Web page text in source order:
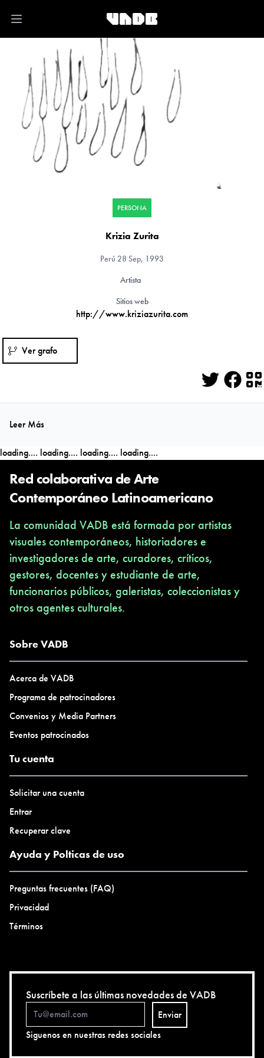
Open main menu
PERSONA
Krizia Zurita
Perú 28 Sep, 1993
Artista
Sitios web
http://www.kriziazurita.com
Ver grafo
Twitter
Leer Más
loading.... loading.... loading.... loading....
Red colaborativa de Arte
Contemporáneo Latinoamericano
La comunidad VADB está formada por artistas
visuales contemporáneos, historiadores e
investigadores de arte, curadores, críticos,
gestores, docentes y estudiante de arte,
funcionarios públicos, galeristas, coleccionistas y
otros agentes culturales.
Sobre VADB
Acerca de VADB
Programa de patrocinadores
Convenios y Media Partners
Eventos patrocinados
Tu cuenta
Solicitar una cuenta
Entrar
Recuperar clave
Ayuda y Polticas de uso
Preguntas frecuentes (FAQ)
Privacidad
Términos
Suscríbete a las últimas novedades de VADB
Enviar
Siguenos en nuestras redes sociales